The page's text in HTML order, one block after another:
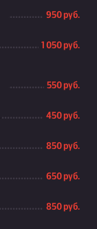
950 руб.
1 050 руб.
550 руб.
450 руб.
850 руб.
650 руб.
850 руб.